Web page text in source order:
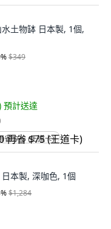
土物缽 日本製, 1個,
%$349
預計送達
省 $75 (王道卡)
本製, 深咖色, 1個
%$1,284